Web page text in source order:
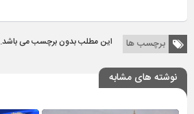
برچسب ها این مطلب بدون برچسب می باشد.
نوشته های مشابه